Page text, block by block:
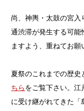
尚、神輿・太鼓の宮
通渋滞が発生する可能
ますよう、重ねてお願
夏祭のこれまでの歴史
ちらをご覧下さい。江
に受け継がれてきた「